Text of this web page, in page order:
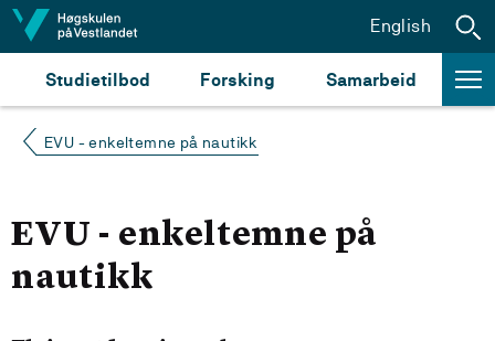
Hopp til innhald
Studietilbod Forsking Samarbeid
English
EVU - enkeltemne på nautikk
EVU - enkeltemne på
nautikk